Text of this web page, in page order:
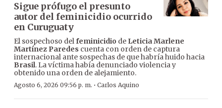
Sigue prófugo el presunto
autor del feminicidio ocurrido
en Curuguaty
El sospechoso delfeminicidio de Leticia Marlene
Martínez Paredes cuenta con orden de captura
internacional ante sospechas de que habría huido hacia
Brasil. La víctima había denunciado violencia y
obtenido una orden de alejamiento.
Agosto 6, 2026 09:56 p. m. · Carlos Aquino